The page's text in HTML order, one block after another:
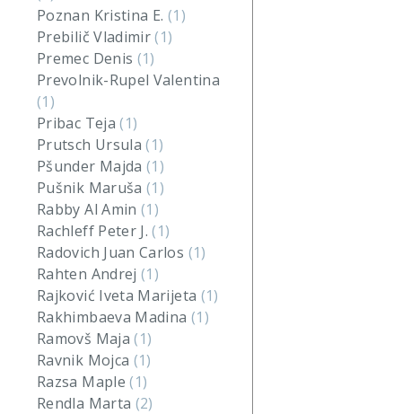
Poznan Kristina E. (1)
Prebilič Vladimir(1)
Premec Denis (1)
Prevolnik-Rupel Valentina
(1)
Pribac Teja(1)
Prutsch Ursula(1)
Pšunder Majda(1)
Pušnik Maruša(1)
Rabby Al Amin(1)
Rachleff Peter J.(1)
Radovich Juan Carlos (1)
Rahten Andrej(1)
Rajković Iveta Marijeta (1)
Rakhimbaeva Madina (1)
Ramovš Maja(1)
Ravnik Mojca (1)
Razsa Maple(1)
Rendla Marta (2)